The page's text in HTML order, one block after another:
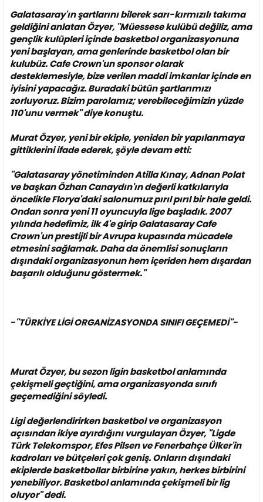
Galatasaray'ın şartlarını bilerek sarı-kırmızılı takıma
geldiğini anlatan Özyer, ''Müessese kulübü değiliz, ama
gençlik kulüpleri içinde basketbol organizasyonuna
yeni başlayan, ama genlerinde basketbol olan bir
kulubüz. Cafe Crown'un sponsor olarak
desteklemesiyle, bize verilen maddi imkanlar içinde en
iyisini yapacağız. Buradaki bütün şartlarımızı
zorluyoruz. Bizim parolamız; verebileceğimizin yüzde
110'unu vermek'' diye konuştu.
Murat Özyer, yeni bir ekiple, yeniden bir yapılanmaya
gittiklerini ifade ederek, şöyle devam etti:
''Galatasaray yönetiminden Atilla Kınay, Adnan Polat
ve başkan Özhan Canaydın'ın değerli katkılarıyla
öncelikle Florya'daki salonumuz pırıl pırıl bir hale geldi.
Ondan sonra yeni 11 oyuncuyla lige başladık. 2007
yılında hedefimiz, ilk 4'e girip Galatasaray Cafe
Crown'un prestijli bir Avrupa kupasında mücadele
etmesini sağlamak. Daha da önemlisi sonuçların
dışındaki organizasyonun hem içeriden hem dışardan
başarılı olduğunu göstermek.''
-''TÜRKİYE LİGİ ORGANİZASYONDA SINIFI GEÇEMEDİ''-
Murat Özyer, bu sezon ligin basketbol anlamında
çekişmeli geçtiğini, ama organizasyonda sınıfı
geçemediğini söyledi.
Ligi değerlendirirken basketbol ve organizasyon
açısından ikiye ayırdığını vurgulayan Özyer, ''Ligde
Türk Telekomspor, Efes Pilsen ve Fenerbahçe Ülker'in
kadroları ve bütçeleri çok geniş. Onların dışındaki
ekiplerde basketbollar birbirine yakın, herkes birbirini
yenebiliyor. Basketbol anlamında çekişmeli bir lig
oluyor'' dedi.